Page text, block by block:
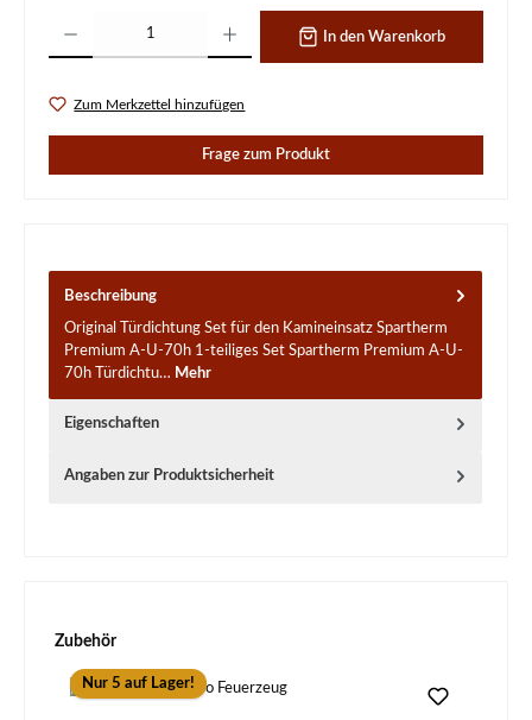
In den Warenkorb
Zum Merkzettel hinzufügen
Frage zum Produkt
Beschreibung
Original Türdichtung Set für den Kamineinsatz Spartherm
Premium A-U-70h 1-teiliges Set Spartherm Premium A-U-
70h Türdichtu… Mehr
Eigenschaften
Angaben zur Produktsicherheit
Produktgalerie überspringen
Zubehör
Nur 5 auf Lager!